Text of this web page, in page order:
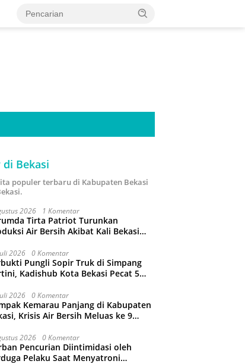
Bekasi
populer terbaru di Kabupaten Bekasi
2026 1 Komentar
Tirta Patriot Turunkan
Air Bersih Akibat Kali Bekasi
2026 0 Komentar
Pungli Sopir Truk di Simpang
Kadishub Kota Bekasi Pecat 5
2026 0 Komentar
Kemarau Panjang di Kabupaten
Krisis Air Bersih Meluas ke 9
2026 0 Komentar
Pencurian Diintimidasi oleh
Pelaku Saat Menyatroni